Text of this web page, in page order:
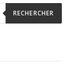
RECHERCHER